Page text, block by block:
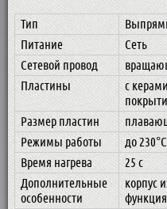
Тип
Питание
Сеть
Сетевой провод
Пластины
с
Размер пластин
Режимы работы
до
Время нагрева
25 с
Дополнительные
особенности
корпус